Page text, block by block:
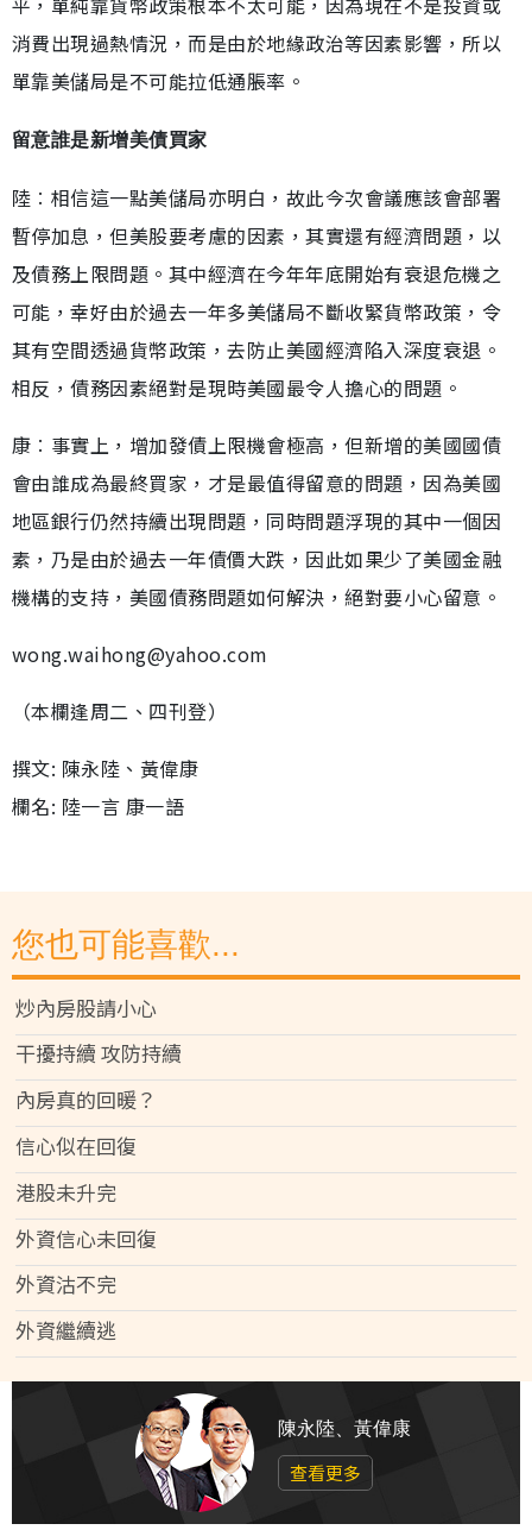
消費出現過熱情況，而是由於地緣政治等因素影響，所以
單靠美儲局是不可能拉低通脹率。
留意誰是新增美債買家
陸︰相信這一點美儲局亦明白，故此今次會議應該會部署
暫停加息，但美股要考慮的因素，其實還有經濟問題，以
及債務上限問題。其中經濟在今年年底開始有衰退危機之
可能，幸好由於過去一年多美儲局不斷收緊貨幣政策，令
其有空間透過貨幣政策，去防止美國經濟陷入深度衰退。
相反，債務因素絕對是現時美國最令人擔心的問題。
康︰事實上，增加發債上限機會極高，但新增的美國國債
會由誰成為最終買家，才是最值得留意的問題，因為美國
地區銀行仍然持續出現問題，同時問題浮現的其中一個因
素，乃是由於過去一年債價大跌，因此如果少了美國金融
機構的支持，美國債務問題如何解決，絕對要小心留意。
wong.waihong@yahoo.com
（本欄逢周二、四刊登）
撰文: 陳永陸、黃偉康
欄名: 陸一言 康一語
您也可能喜歡...
炒內房股請小心
干擾持續 攻防持續
內房真的回暖？
信心似在回復
港股未升完
外資信心未回復
外資沽不完
外資繼續逃
陳永陸、黃偉康
查看更多